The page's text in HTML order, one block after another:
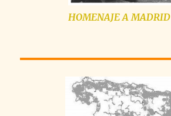
HOMENAJE A MADRID